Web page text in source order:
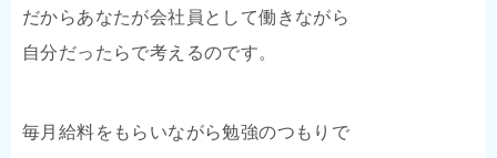
だからあなたが会社員として働きながら
自分だったらで考えるのです。
毎月給料をもらいながら勉強のつもりで